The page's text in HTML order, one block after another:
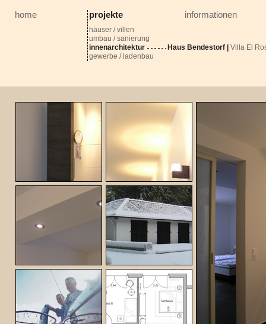
home projekte
häuser / villen
umbau / sanierung
innenarchitektur
Haus Bendestorf
Villa El
gewerbe / ladenbau
informationen